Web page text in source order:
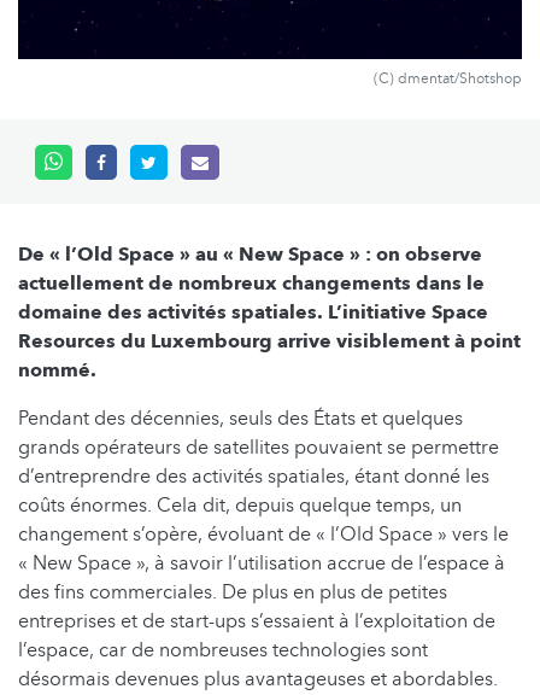
(C) dmentat/Shotshop
De « l’Old Space » au « New Space » : on observe
actuellement de nombreux changements dans le
domaine des activités spatiales. L’initiative Space
Resources du Luxembourg arrive visiblement à point
nommé.
Pendant des décennies, seuls des États et quelques
grands opérateurs de satellites pouvaient se permettre
d’entreprendre des activités spatiales, étant donné les
coûts énormes. Cela dit, depuis quelque temps, un
changement s’opère, évoluant de « l’Old Space » vers le
« New Space », à savoir l’utilisation accrue de l’espace à
des fins commerciales. De plus en plus de petites
entreprises et de start-ups s’essaient à l’exploitation de
l’espace, car de nombreuses technologies sont
désormais devenues plus avantageuses et abordables.